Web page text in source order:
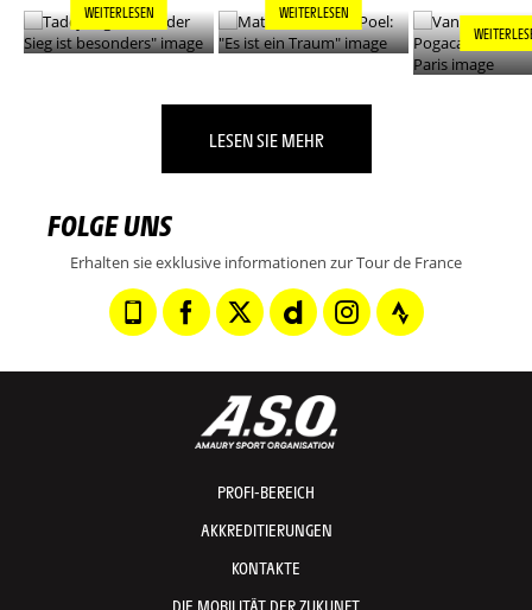
WEITERLESEN WEITERLESEN
LESEN SIE MEHR
FOLGE UNS
Erhalten sie exklusive informationen zur Tour de France
PROFI-BEREICH
AKKREDITIERUNGEN
KONTAKTE
DIE MOBILITÄT DER ZUKUNFT